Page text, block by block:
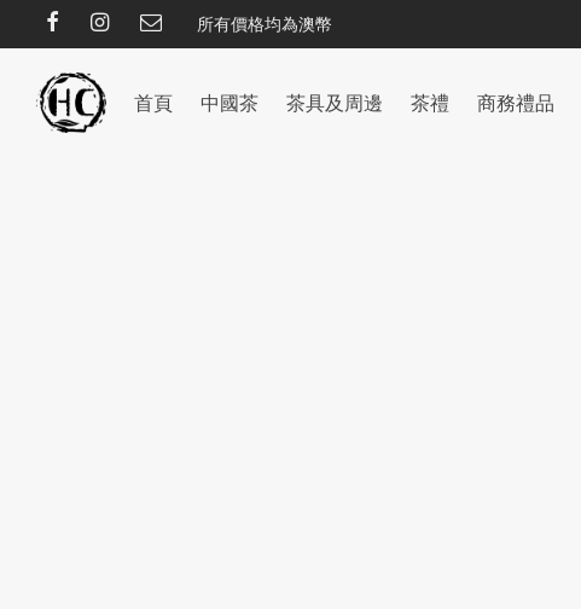
所有價格均為澳幣
首頁 中國茶 茶具及周邊 茶禮 商務禮品